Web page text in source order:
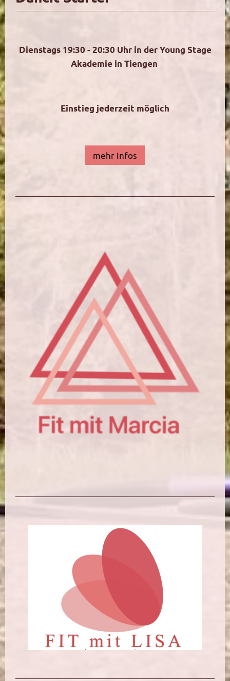
Dienstags 19:30 - 20:30 Uhr in der Young Stage
Akademie in Tiengen
Einstieg jederzeit möglich
mehr Infos